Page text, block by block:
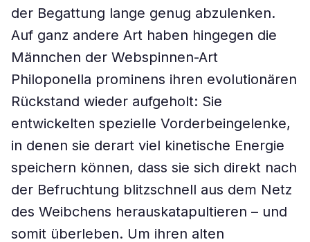
der Begattung lange genug abzulenken.
Auf ganz andere Art haben hingegen die
Männchen der Webspinnen-Art
Philoponella prominens ihren evolutionären
Rückstand wieder aufgeholt: Sie
entwickelten spezielle Vorderbeingelenke,
in denen sie derart viel kinetische Energie
speichern können, dass sie sich direkt nach
der Befruchtung blitzschnell aus dem Netz
des Weibchens herauskatapultieren – und
somit überleben. Um ihren alten